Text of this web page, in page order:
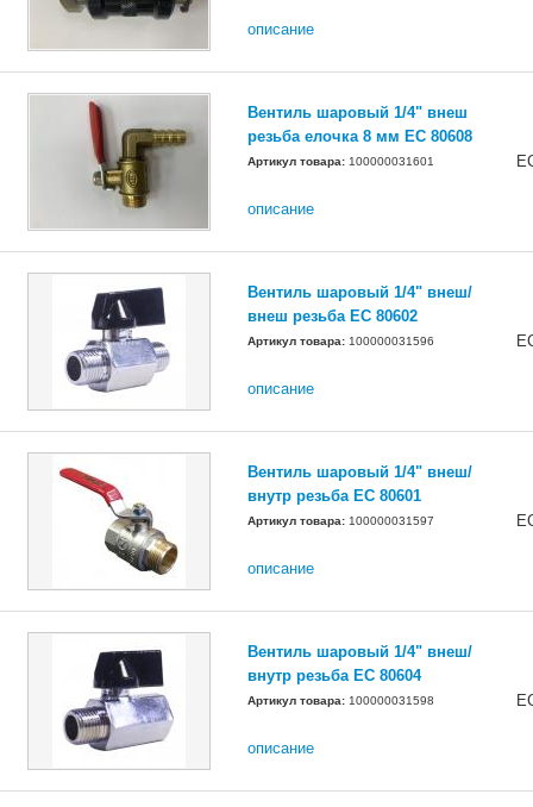
описание
Вентиль шаровый 1/4" внеш
резьба елочка 8 мм EC 80608
Артикул товара: 100000031601
описание
Вентиль шаровый 1/4" внеш/
внеш резьба EC 80602
Артикул товара: 100000031596
описание
Вентиль шаровый 1/4" внеш/
внутр резьба EC 80601
Артикул товара: 100000031597
описание
Вентиль шаровый 1/4" внеш/
внутр резьба EC 80604
Артикул товара: 100000031598
описание